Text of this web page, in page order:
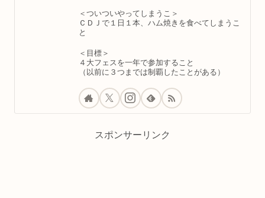
＜ついついやってしまうこ＞
ＣＤＪで１日１本、ハム焼きを食べてしまうこ
と
＜目標＞
４大フェスを一年で参加すること
（以前に３つまでは制覇したことがある）
スポンサーリンク